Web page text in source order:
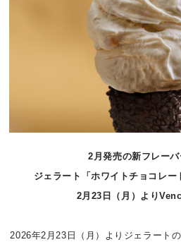
2月発売の新フレーバ
ジェラート「ホワイトチョコレー
2月23日（月）より
2026年2月23日（月）よりジェラート